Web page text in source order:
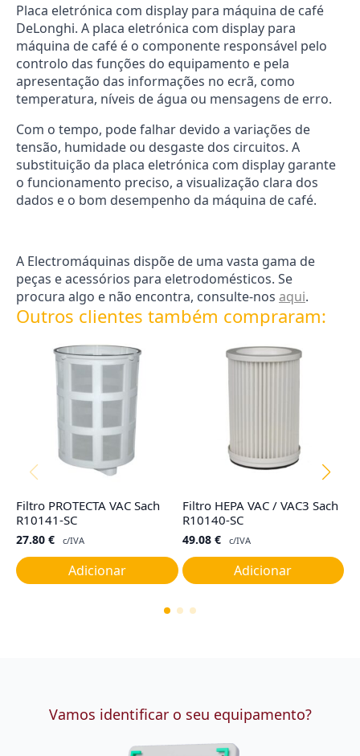
Placa eletrónica com display para máquina de café
DeLonghi. A placa eletrónica com display para
máquina de café é o componente responsável pelo
controlo das funções do equipamento e pela
apresentação das informações no ecrã, como
temperatura, níveis de água ou mensagens de erro.
Com o tempo, pode falhar devido a variações de
tensão, humidade ou desgaste dos circuitos. A
substituição da placa eletrónica com display garante
o funcionamento preciso, a visualização clara dos
dados e o bom desempenho da máquina de café.
A Electromáquinas dispõe de uma vasta gama de
peças e acessórios para eletrodomésticos. Se
procura algo e não encontra, consulte-nos aqui.
Outros clientes também compraram:
Filtro PROTECTA VAC Sach
R10141-SC
27.80 € c/IVA
Adicionar
Filtro HEPA VAC / VAC3 Sach
R10140-SC
49.08 € c/IVA
Adicionar
Vamos identificar o seu equipamento?